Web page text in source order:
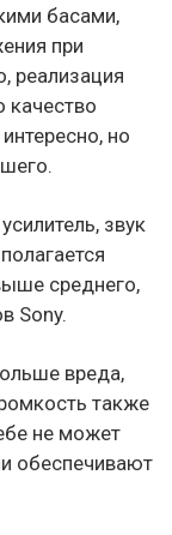
басами,
при
реализация
качество
но
звук
среднего,
Sony.
вреда,
также
не может
обеспечивают